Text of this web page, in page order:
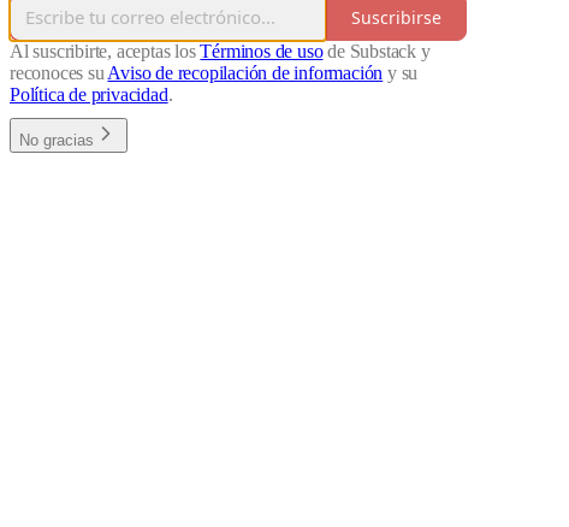
Suscribirse
Al suscribirte, aceptas losTérminos de usode Substack y
reconoces su Aviso de recopilación de información y su
Política de privacidad.
No gracias